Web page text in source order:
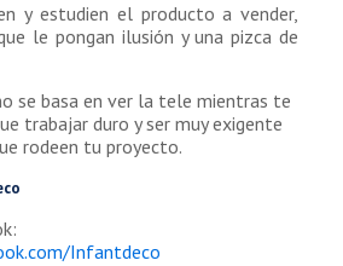
y estudien el producto a vender,
le pongan ilusión y una pizca de
se basa en ver la tele mientras te
trabajar duro y ser muy exigente
rodeen tu proyecto.
Infantdeco